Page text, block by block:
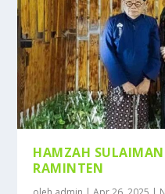
HAMZAH SULAIMAN
RAMINTEN